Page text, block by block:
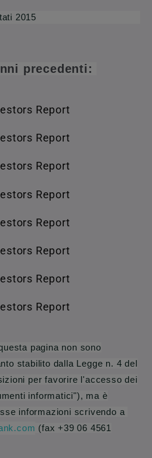
2015
precedenti:
Report
Report
Report
Report
Report
Report
Report
Report
pagina non sono
stabilito dalla Legge n. 4 del
per favorire l'accesso dei
informatici"), ma è
informazioni scrivendo a
(fax +39 06 4561